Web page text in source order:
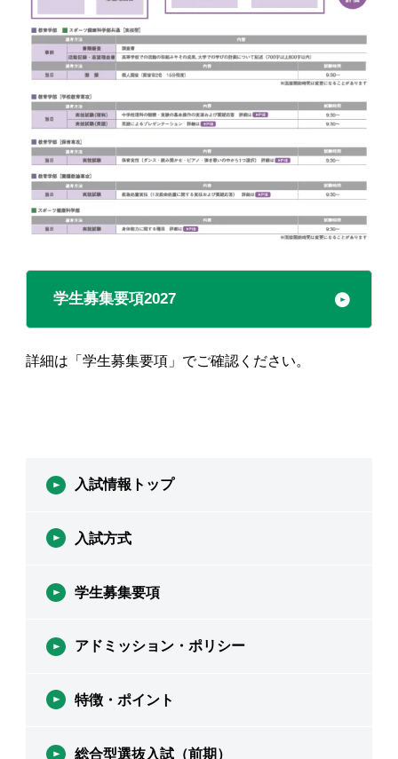
学生募集要項2027
詳細は「学生募集要項」でご確認ください。
入試情報トップ
入試方式
学生募集要項
アドミッション・ポリシー
特徴・ポイント
総合型選抜入試（前期）